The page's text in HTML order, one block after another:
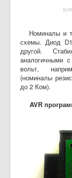
Номиналы и
схемы. Диод
другой.
аналогичными
вольт,
(номиналы
до 2 Ком).
AVR